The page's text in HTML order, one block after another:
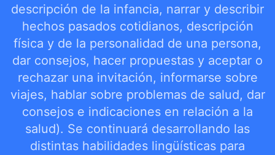
descripción de la infancia, narrar y describir
hechos pasados cotidianos, descripción
física y de la personalidad de una persona,
dar consejos, hacer propuestas y aceptar o
rechazar una invitación, informarse sobre
viajes, hablar sobre problemas de salud, dar
consejos e indicaciones en relación a la
salud). Se continuará desarrollando las
distintas habilidades lingüísticas para